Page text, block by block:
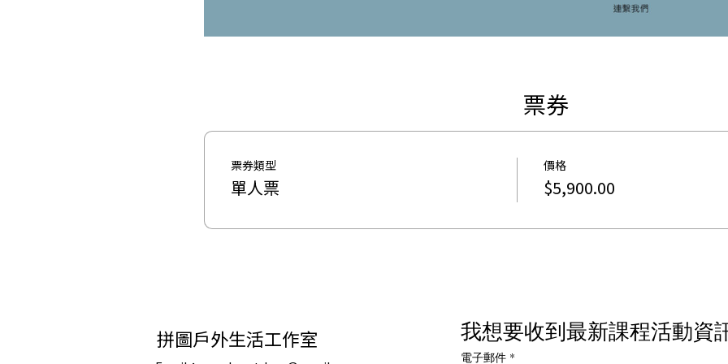
票券
票券類型
單人票
價格
$5,900.00
拼圖戶外生活工作室 我想要收到最新課程活動資
電子郵件 *